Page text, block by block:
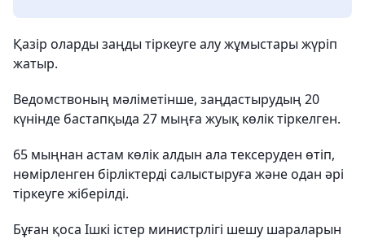
Қазір оларды заңды тіркеуге алу жұмыстары жүріп
жатыр.
Ведомствоның мәліметінше, заңдастырудың 20
күнінде бастапқыда 27 мыңға жуық көлік тіркелген.
65 мыңнан астам көлік алдын ала тексеруден өтіп,
нөмірленген бірліктерді салыстыруға және одан әрі
тіркеуге жіберілді.
Бұған қоса Ішкі істер министрлігі шешу шараларын